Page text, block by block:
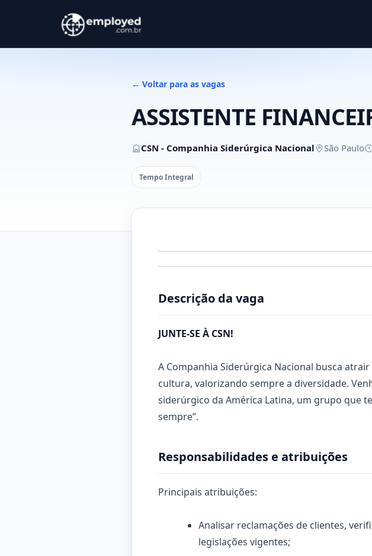
← Voltar para as vagas
ASSISTENTE
CSN - Companhia Siderúrgica Nacional São Paulo
Tempo Integral
Descrição da vaga
JUNTE-SE À CSN!
A Companhia Siderúrgica Nacional busca
cultura, valorizando sempre a diversidade.
siderúrgico da América Latina, um grupo que
sempre”.
Responsabilidades e atribuições
Principais atribuições:
Analisar reclamações de clientes,
legislações vigentes;